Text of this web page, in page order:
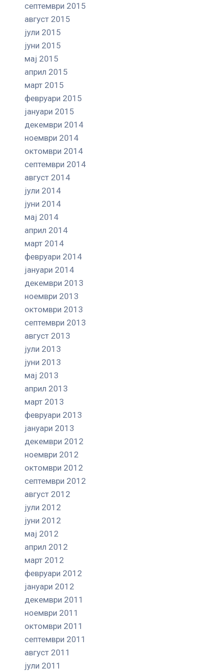
септември 2015
август 2015
јули 2015
јуни 2015
мај 2015
април 2015
март 2015
февруари 2015
јануари 2015
декември 2014
ноември 2014
октомври 2014
септември 2014
август 2014
јули 2014
јуни 2014
мај 2014
април 2014
март 2014
февруари 2014
јануари 2014
декември 2013
ноември 2013
октомври 2013
септември 2013
август 2013
јули 2013
јуни 2013
мај 2013
април 2013
март 2013
февруари 2013
јануари 2013
декември 2012
ноември 2012
октомври 2012
септември 2012
август 2012
јули 2012
јуни 2012
мај 2012
април 2012
март 2012
февруари 2012
јануари 2012
декември 2011
ноември 2011
октомври 2011
септември 2011
август 2011
јули 2011